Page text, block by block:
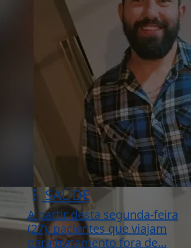
SAÚDE
A partir desta segunda-feira
(27), pacientes que viajam
para tratamento fora de...